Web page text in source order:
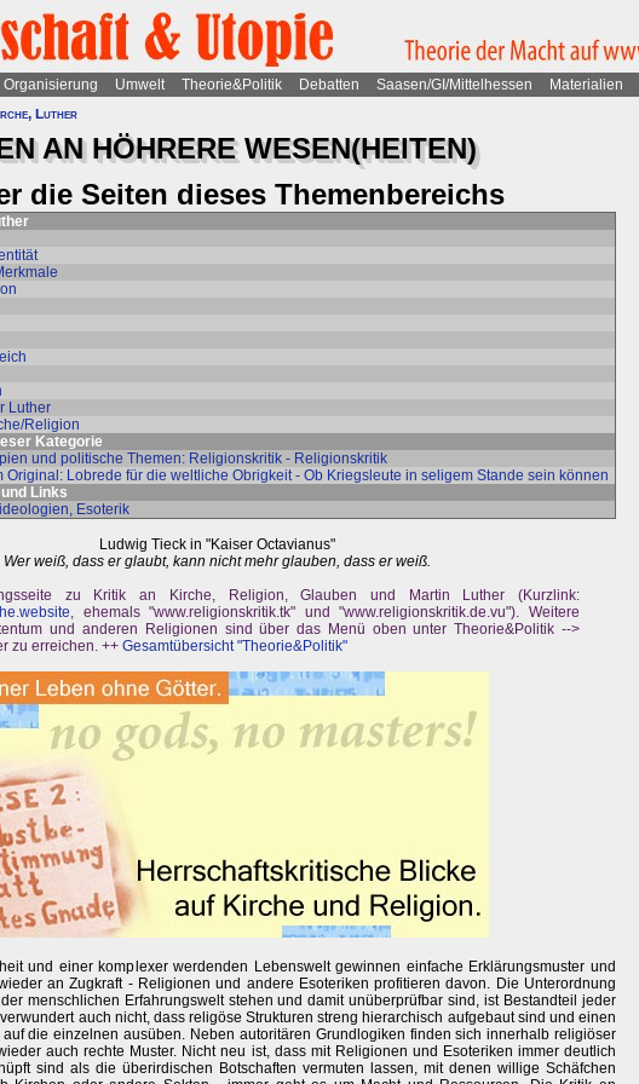
Organisierung Umwelt Theorie&Politik Debatten Saasen/GI/Mittelhessen Materialien
Luther
AN HÖHRERE WESEN(HEITEN)
die Seiten dieses Themenbereichs
Luther
Religion
Kategorie
und politische Themen: Religionskritik - Religionskritik
Original: Lobrede für die weltliche Obrigkeit - Ob Kriegsleute in seligem Stande sein können
Links
Esoterik
Ludwig Tieck in "Kaiser Octavianus"
Wer weiß, dass er glaubt, kann nicht mehr glauben, dass er weiß.
zu Kritik an Kirche, Religion, Glauben und Martin Luther (Kurzlink:
, ehemals "www.religionskritik.tk" und "www.religionskritik.de.vu"). Weitere
und anderen Religionen sind über das Menü oben unter Theorie&Politik -->
zu erreichen. ++ Gesamtübersicht "Theorie&Politik"
und einer komplexer werdenden Lebenswelt gewinnen einfache Erklärungsmuster und
an Zugkraft - Religionen und andere Esoteriken profitieren davon. Die Unterordnung
menschlichen Erfahrungswelt stehen und damit unüberprüfbar sind, ist Bestandteil jeder
auch nicht, dass religöse Strukturen streng hierarchisch aufgebaut sind und einen
die einzelnen ausüben. Neben autoritären Grundlogiken finden sich innerhalb religiöser
auch rechte Muster. Nicht neu ist, dass mit Religionen und Esoteriken immer deutlich
sind als die überirdischen Botschaften vermuten lassen, mit denen willige Schäfchen